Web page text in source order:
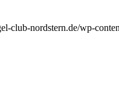
club-nordstern.de/wp-